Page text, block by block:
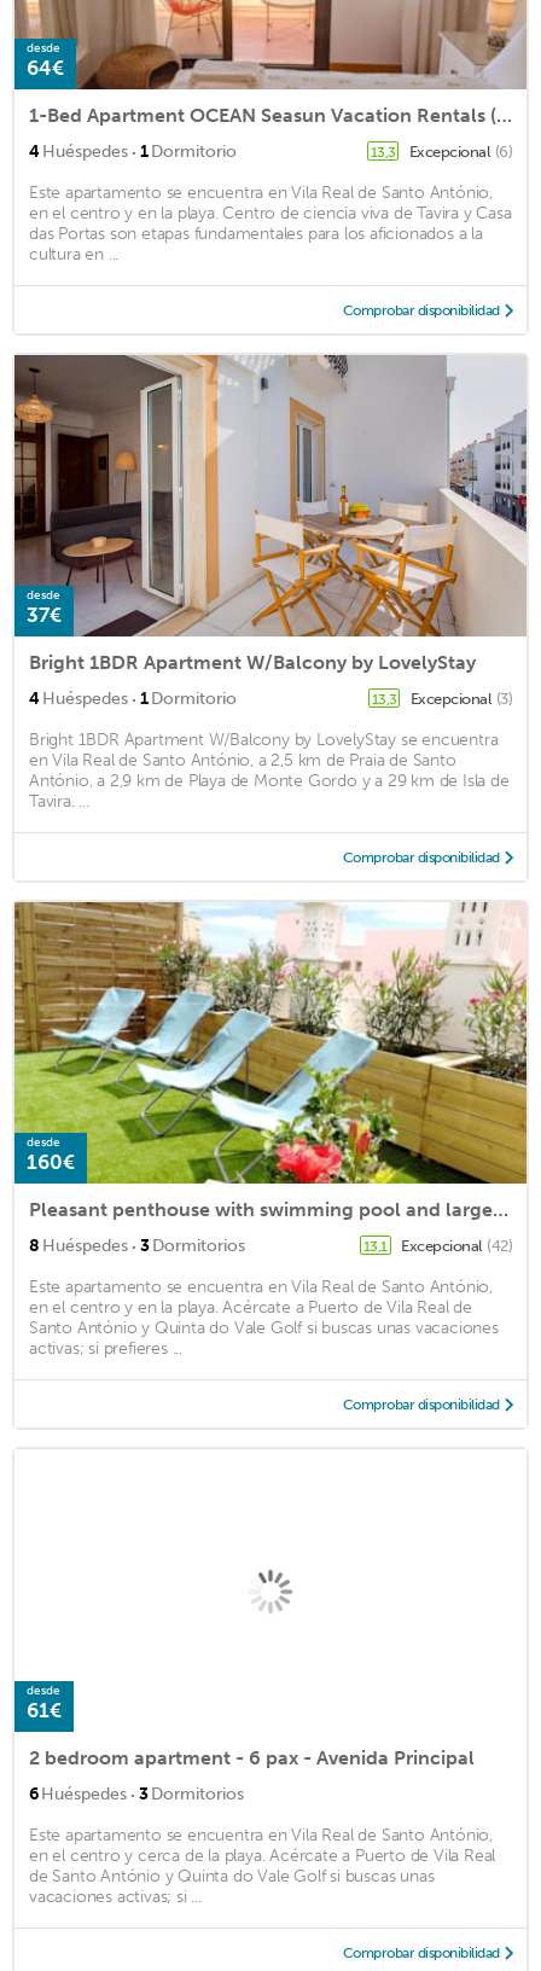
desde
64€
1-Bed Apartment OCEAN Seasun Vacation Rentals (discounts for +28 nights)
4Huéspedes · 1Dormitorio 13,3 Excepcional (6)
Este apartamento se encuentra en Vila Real de Santo António,
en el centro y en la playa. Centro de ciencia viva de Tavira y Casa
das Portas son etapas fundamentales para los aficionados a la
cultura en ...
Comprobar disponibilidad
desde
37€
Bright 1BDR Apartment W/Balcony by LovelyStay
4Huéspedes · 1Dormitorio 13,3 Excepcional (3)
Bright 1BDR Apartment W/Balcony by LovelyStay se encuentra
en Vila Real de Santo António, a 2,5 km de Praia de Santo
António, a 2,9 km de Playa de Monte Gordo y a 29 km de Isla de
Tavira. ...
Comprobar disponibilidad
desde
160€
Pleasant penthouse with swimming pool and large rooftop, fully renovated
8 Huéspedes · 3Dormitorios 13,1 Excepcional (42)
Este apartamento se encuentra en Vila Real de Santo António,
en el centro y en la playa. Acércate a Puerto de Vila Real de
Santo António y Quinta do Vale Golf si buscas unas vacaciones
activas; si prefieres ...
Comprobar disponibilidad
desde
61€
2 bedroom apartment - 6 pax - Avenida Principal
6Huéspedes · 3Dormitorios
Este apartamento se encuentra en Vila Real de Santo António,
en el centro y cerca de la playa. Acércate a Puerto de Vila Real
de Santo António y Quinta do Vale Golf si buscas unas
vacaciones activas; si ...
Comprobar disponibilidad